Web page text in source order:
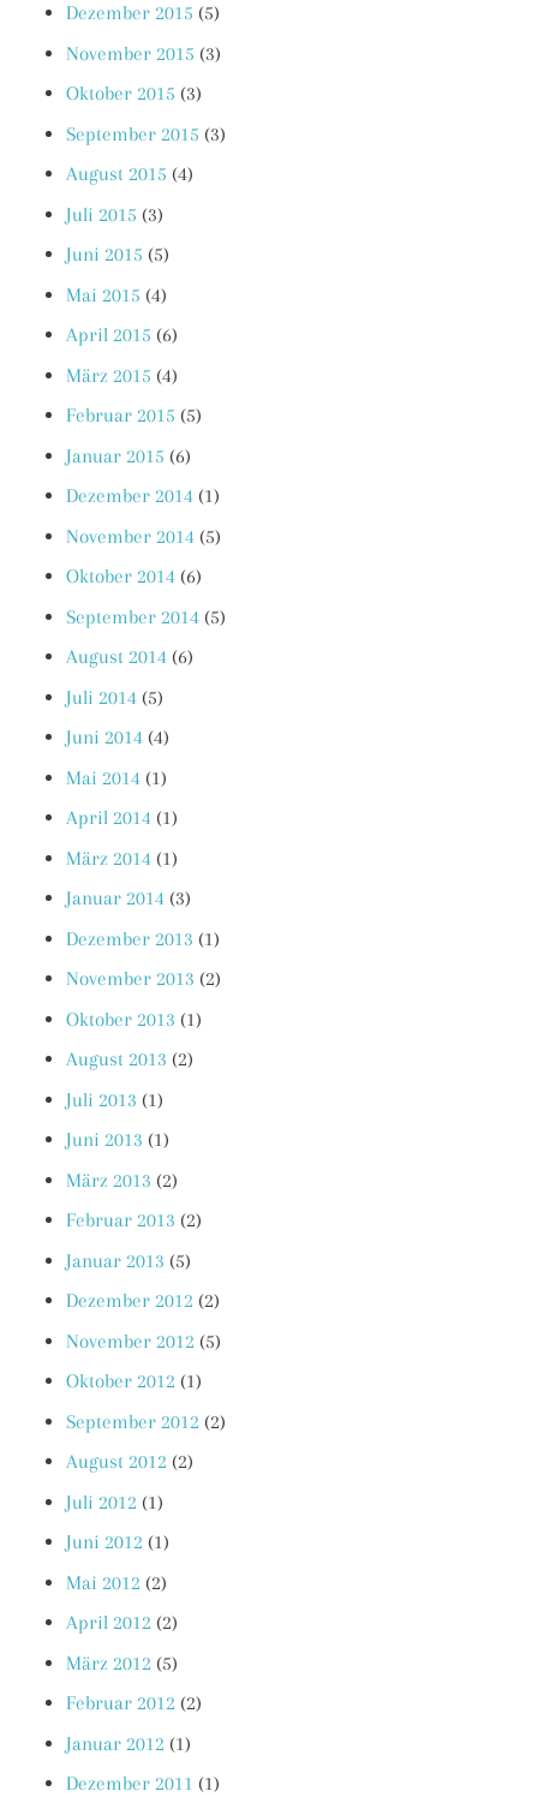
Dezember 2015 (5)
November 2015 (3)
Oktober 2015 (3)
September 2015 (3)
August 2015 (4)
Juli 2015 (3)
Juni 2015 (5)
Mai 2015 (4)
April 2015 (6)
März 2015 (4)
Februar 2015 (5)
Januar 2015 (6)
Dezember 2014 (1)
November 2014 (5)
Oktober 2014 (6)
September 2014 (5)
August 2014 (6)
Juli 2014 (5)
Juni 2014 (4)
Mai 2014 (1)
April 2014 (1)
März 2014 (1)
Januar 2014 (3)
Dezember 2013 (1)
November 2013 (2)
Oktober 2013 (1)
August 2013 (2)
Juli 2013 (1)
Juni 2013 (1)
März 2013 (2)
Februar 2013 (2)
Januar 2013 (5)
Dezember 2012 (2)
November 2012 (5)
Oktober 2012 (1)
September 2012 (2)
August 2012 (2)
Juli 2012 (1)
Juni 2012 (1)
Mai 2012 (2)
April 2012 (2)
März 2012 (5)
Februar 2012 (2)
Januar 2012 (1)
Dezember 2011 (1)